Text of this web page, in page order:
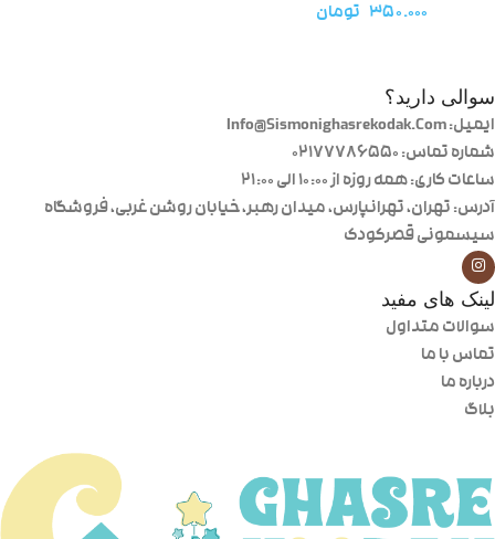
۳۵۰.۰۰۰ تومان
سوالی دارید؟
ایمیل: Info@Sismonighasrekodak.Com
شماره تماس: 02177786550
ساعات کاری: همه روزه از ۱۰:۰۰ الی ۲۱:۰۰
آدرس: تهران، تهرانپارس، میدان رهبر، خیابان روشن غربی، فروشگاه
سیسمونی قصرکودک
لینک های مفید
سوالات متداول
تماس با ما
درباره ما
بلاگ